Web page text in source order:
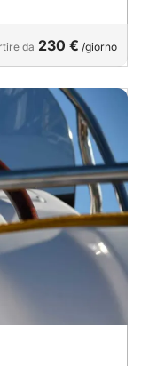
da 230 € /giorno